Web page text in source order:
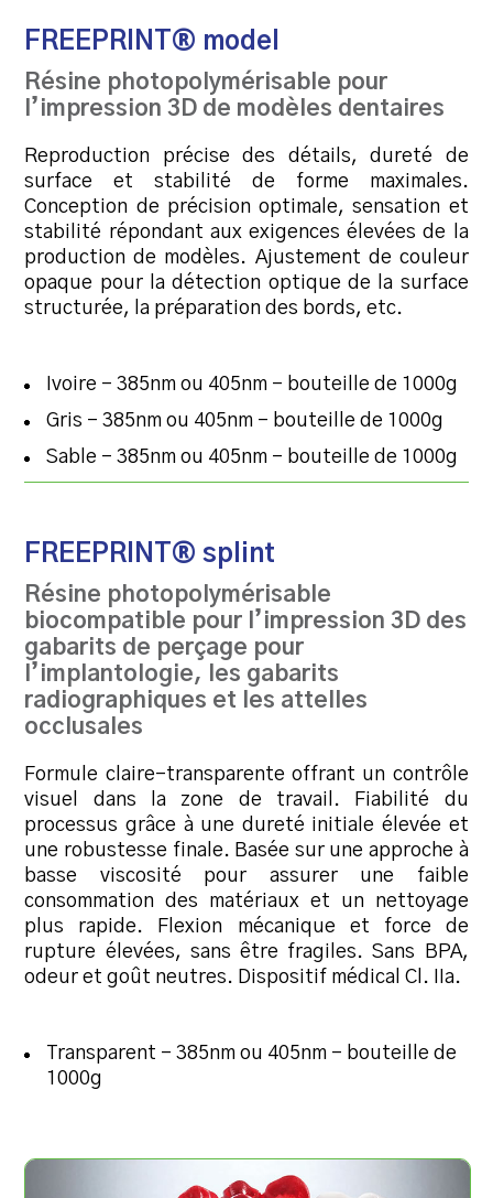
FREEPRINT® model
Résine photopolymérisable pour
l’impression 3D de modèles dentaires
Reproduction précise des détails, dureté de
surface et stabilité de forme maximales.
Conception de précision optimale, sensation et
stabilité répondant aux exigences élevées de la
production de modèles. Ajustement de couleur
opaque pour la détection optique de la surface
structurée, la préparation des bords, etc.
Ivoire – 385nm ou 405nm – bouteille de 1000g
Gris – 385nm ou 405nm – bouteille de 1000g
Sable – 385nm ou 405nm – bouteille de 1000g
FREEPRINT® splint
Résine photopolymérisable
biocompatible pour l’impression 3D des
gabarits de perçage pour
l’implantologie, les gabarits
radiographiques et les attelles
occlusales
Formule claire-transparente offrant un contrôle
visuel dans la zone de travail. Fiabilité du
processus grâce à une dureté initiale élevée et
une robustesse finale. Basée sur une approche à
basse viscosité pour assurer une faible
consommation des matériaux et un nettoyage
plus rapide. Flexion mécanique et force de
rupture élevées, sans être fragiles. Sans BPA,
odeur et goût neutres. Dispositif médical Cl. IIa.
Transparent – 385nm ou 405nm – bouteille de
1000g